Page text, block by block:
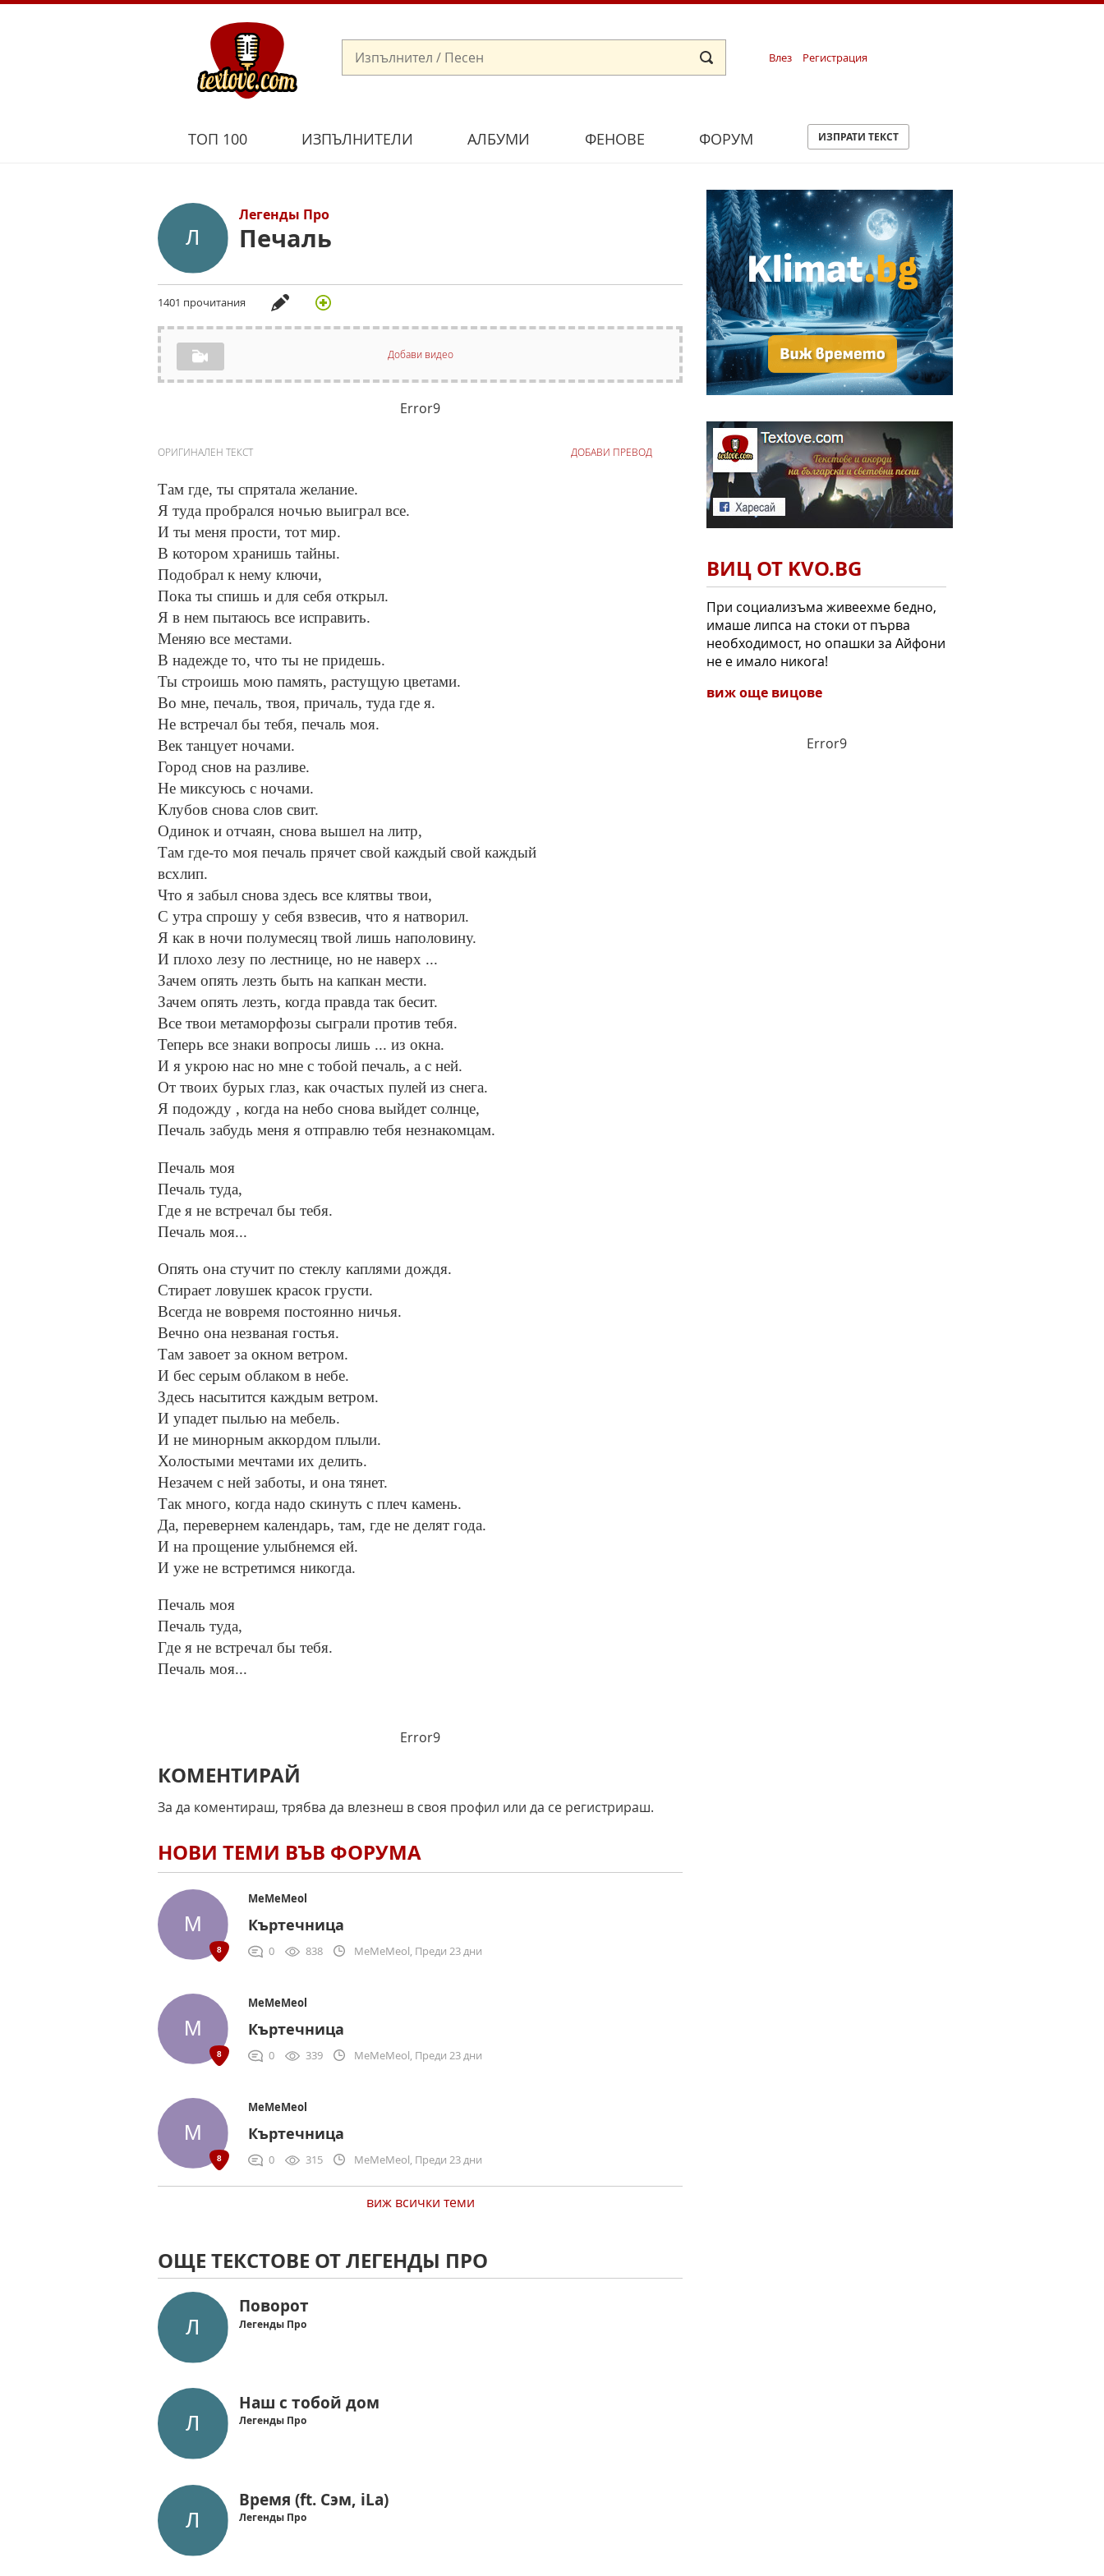
Влез Регистрация
ТОП 100 ИЗПЪЛНИТЕЛИ АЛБУМИ ФЕНОВЕ ФОРУМ ИЗПРАТИ ТЕКСТ
Легенды Про
Печаль
1401 прочитания
Добави видео
Error9
ОРИГИНАЛЕН ТЕКСТ
Там где, ты спрятала желание.
Я туда пробрался ночью выиграл все.
И ты меня прости, тот мир.
В котором хранишь тайны.
Подобрал к нему ключи,
Пока ты спишь и для себя открыл.
Я в нем пытаюсь все исправить.
Меняю все местами.
В надежде то, что ты не придешь.
Ты строишь мою память, растущую цветами.
Во мне, печаль, твоя, причаль, туда где я.
Не встречал бы тебя, печаль моя.
Век танцует ночами.
Город снов на разливе.
Не миксуюсь с ночами.
Клубов снова слов свит.
Одинок и отчаян, снова вышел на литр,
Там где-то моя печаль прячет свой каждый свой каждый
всхлип.
Что я забыл снова здесь все клятвы твои,
С утра спрошу у себя взвесив, что я натворил.
Я как в ночи полумесяц твой лишь наполовину.
И плохо лезу по лестнице, но не наверх ...
Зачем опять лезть быть на капкан мести.
Зачем опять лезть, когда правда так бесит.
Все твои метаморфозы сыграли против тебя.
Теперь все знаки вопросы лишь ... из окна.
И я укрою нас но мне с тобой печаль, а с ней.
От твоих бурых глаз, как очастых пулей из снега.
Я подожду , когда на небо снова выйдет солнце,
Печаль забудь меня я отправлю тебя незнакомцам.
Печаль моя
Печаль туда,
Где я не встречал бы тебя.
Печаль моя...
Опять она стучит по стеклу каплями дождя.
Стирает ловушек красок грусти.
Всегда не вовремя постоянно ничья.
Вечно она незваная гостья.
Там завоет за окном ветром.
И бес серым облаком в небе.
Здесь насытится каждым ветром.
И упадет пылью на мебель.
И не минорным аккордом плыли.
Холостыми мечтами их делить.
Незачем с ней заботы, и она тянет.
Так много, когда надо скинуть с плеч камень.
Да, перевернем календарь, там, где не делят года.
И на прощение улыбнемся ей.
И уже не встретимся никогда.
Печаль моя
Печаль туда,
Где я не встречал бы тебя.
Печаль моя...
ДОБАВИ ПРЕВОД
Error9
КОМЕНТИРАЙ
За да коментираш, трябва да влезнеш в своя профил или да се регистрираш.
НОВИ ТЕМИ ВЪВ ФОРУМА
MeMeMeol
Къртечница
0 838 MeMeMeol, Преди 23 дни
MeMeMeol
Къртечница
0 339 MeMeMeol, Преди 23 дни
MeMeMeol
Къртечница
0 315 MeMeMeol, Преди 23 дни
виж всички теми
ОЩЕ ТЕКСТОВЕ ОТ ЛЕГЕНДЫ ПРО
Поворот
Легенды Про
Наш с тобой дом
Легенды Про
Время (ft. Сэм, iLa)
Легенды Про
ВИЦ ОТ KVO.BG
При социализъма живеехме бедно,
имаше липса на стоки от първа
необходимост, но опашки за Айфони
не е имало никога!
виж още вицове
Error9